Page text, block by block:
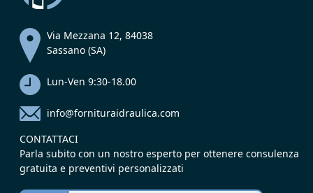
Via Mezzana 12, 84038
Sassano (SA)
Lun-Ven 9:30-18.00
info@fornituraidraulica.com
CONTATTACI
Parla subito con un nostro esperto per ottenere consulenza
gratuita e preventivi personalizzati